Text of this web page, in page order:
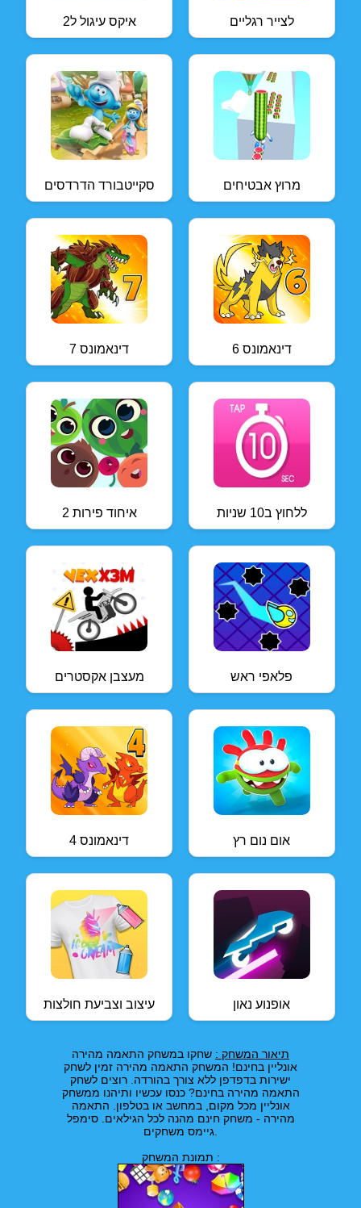
איקס עיגול ל2 לצייר רגליים
סקייטבורד הדרדסים מרוץ אבטיחים
דינאמונס 7 דינאמונס 6
איחוד פירות 2 ללחוץ ב10 שניות
מעצבן אקסטרים פלאפי ראש
דינאמונס 4 אום נום רץ
עיצוב וצביעת חולצות אופנוע נאון
תיאור המשחק : שחקו במשחק התאמה מהירה
אונליין בחינם! המשחק התאמה מהירה זמין לשחק
ישירות בדפדפן ללא צורך בהורדה. רוצים לשחק
התאמה מהירה בחינם? כנסו עכשיו ותיהנו ממשחק
אונליין מכל מקום, במחשב או בטלפון. התאמה
מהירה - משחק חינם מהנה לכל הגילאים. סימפל
תמונת המשחק :